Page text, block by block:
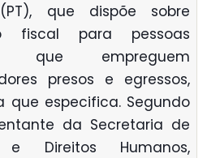
que dispõe sobre
fiscal para pessoas
que empreguem
presos e egressos,
que especifica. Segundo
da Secretaria de
e Direitos Humanos,